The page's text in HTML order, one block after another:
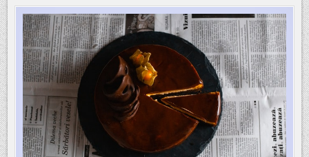
CEUTA
–
SPANIEN
FÜHRT
GRENZKONTROLLEN
EIN